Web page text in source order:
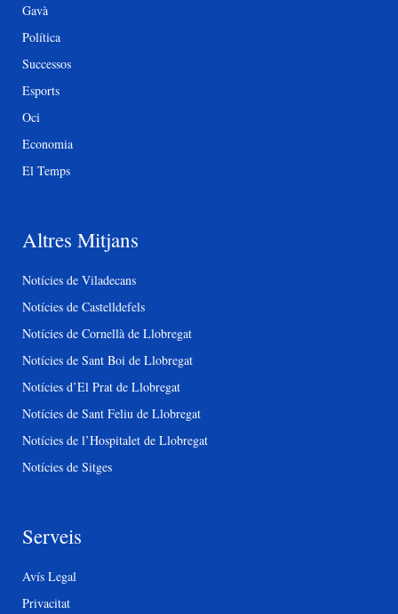
Gavà
Política
Successos
Esports
Oci
Economia
El Temps
Altres Mitjans
Notícies de Viladecans
Notícies de Castelldefels
Notícies de Cornellà de Llobregat
Notícies de Sant Boi de Llobregat
Notícies d’El Prat de Llobregat
Notícies de Sant Feliu de Llobregat
Notícies de l’Hospitalet de Llobregat
Notícies de Sitges
Serveis
Avís Legal
Privacitat